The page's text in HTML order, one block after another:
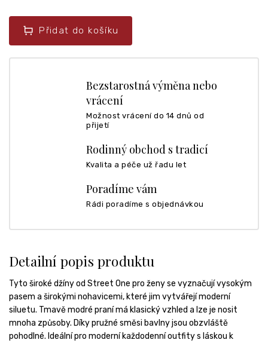
Přidat do košíku
Bezstarostná výměna nebo
vrácení
Možnost vrácení do 14 dnů od
přijetí
Rodinný obchod s tradicí
Kvalita a péče už řadu let
Poradíme vám
Rádi poradíme s objednávkou
Detailní popis produktu
Tyto široké džíny od Street One pro ženy se vyznačují vysokým
pasem a širokými nohavicemi, které jim vytvářejí moderní
siluetu. Tmavě modré praní má klasický vzhled a lze je nosit
mnoha způsoby. Díky pružné směsi bavlny jsou obzvláště
pohodlné. Ideální pro moderní každodenní outfity s láskou k